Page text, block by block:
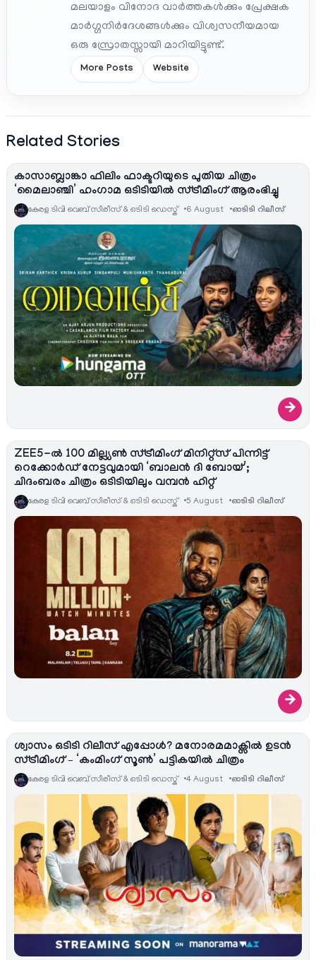
മലയാളം വിനോദ വാർത്തകൾക്കും പ്രേക്ഷക
മാർഗ്ഗനിർദേശങ്ങൾക്കും വിശ്വസനീയമായ
ഒരു സ്രോതസ്സായി മാറിയിട്ടുണ്ട്.
More Posts Website
Related Stories
കാസാബ്ലാങ്കാ ഫിലിം ഫാക്ടറിയുടെ പുതിയ ചിത്രം
‘മൈലാഞ്ചി’ ഹംഗാമ ഒടിടിയിൽ സ്ട്രീമിംഗ് ആരംഭിച്ചു
കേരള ടിവി വെബ് സീരീസ് & ഒടിടി ഡെസ്ക് 6 August ഓടിടി റിലീസ്
→
ZEE5-ൽ 100 മില്ല്യൺ സ്ട്രീമിംഗ് മിനിറ്റ്സ് പിന്നിട്ട്
റെക്കോർഡ് നേട്ടവുമായി ‘ബാലൻ ദി ബോയ്’;
ചിദംബരം ചിത്രം ഒടിടിയിലും വമ്പൻ ഹിറ്റ്
കേരള ടിവി വെബ് സീരീസ് & ഒടിടി ഡെസ്ക് 5 August ഓടിടി റിലീസ്
→
ശ്വാസം ഒടിടി റിലീസ് എപ്പോൾ? മനോരമമാക്സിൽ ഉടൻ
സ്ട്രീമിംഗ് – ‘കംമിംഗ് സൂൺ’ പട്ടികയിൽ ചിത്രം
കേരള ടിവി വെബ് സീരീസ് & ഒടിടി ഡെസ്ക് 4 August ഓടിടി റിലീസ്